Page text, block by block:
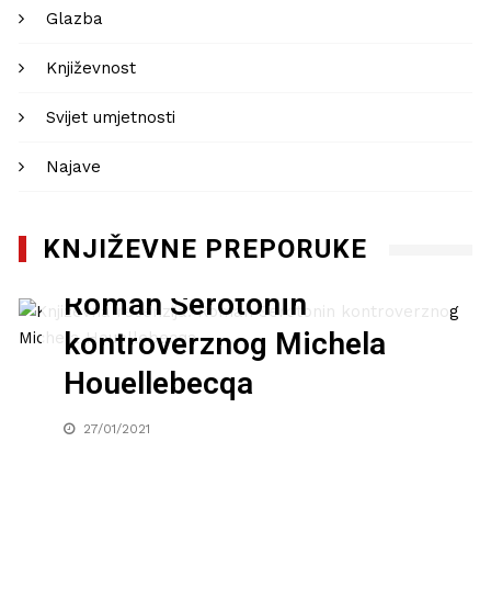
Glazba
Književnost
Svijet umjetnosti
Najave
KNJIŽEVNE PREPORUKE
Književna recenzija:
Roman Serotonin
kontroverznog Michela
Houellebecqa
27/01/2021